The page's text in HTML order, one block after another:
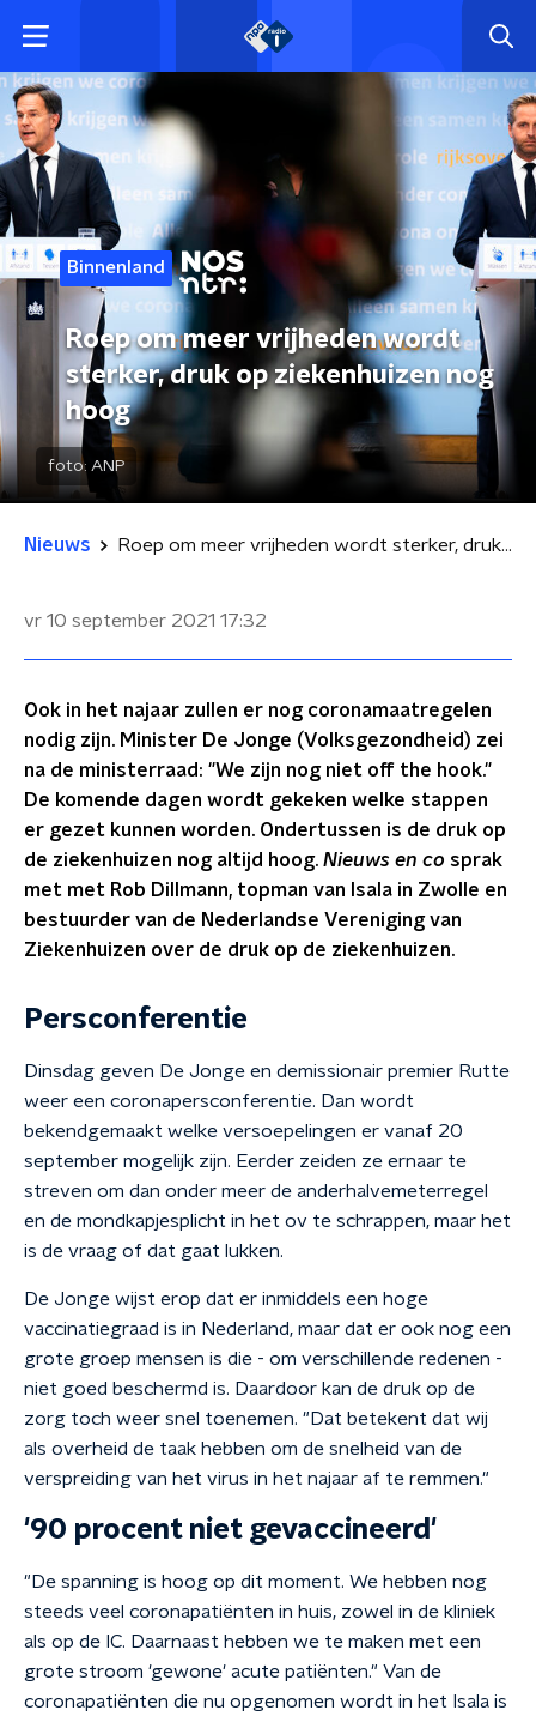
Binnenland
Roep om meer vrijheden wordt
sterker, druk op ziekenhuizen nog
hoog
foto: ANP
Nieuws Roep om meer vrijheden wordt sterker, druk op ziekenhuizen nog hoog
vr 10 september 2021 17:32
Ook in het najaar zullen er nog coronamaatregelen
nodig zijn. Minister De Jonge (Volksgezondheid) zei
na de ministerraad: "We zijn nog niet off the hook."
De komende dagen wordt gekeken welke stappen
er gezet kunnen worden. Ondertussen is de druk op
de ziekenhuizen nog altijd hoog. Nieuws en co sprak
met met Rob Dillmann, topman van Isala in Zwolle en
bestuurder van de Nederlandse Vereniging van
Ziekenhuizen over de druk op de ziekenhuizen.
Persconferentie
Dinsdag geven De Jonge en demissionair premier Rutte
weer een coronapersconferentie. Dan wordt
bekendgemaakt welke versoepelingen er vanaf 20
september mogelijk zijn. Eerder zeiden ze ernaar te
streven om dan onder meer de anderhalvemeterregel
en de mondkapjesplicht in het ov te schrappen, maar het
is de vraag of dat gaat lukken.
De Jonge wijst erop dat er inmiddels een hoge
vaccinatiegraad is in Nederland, maar dat er ook nog een
grote groep mensen is die - om verschillende redenen -
niet goed beschermd is. Daardoor kan de druk op de
zorg toch weer snel toenemen. "Dat betekent dat wij
als overheid de taak hebben om de snelheid van de
verspreiding van het virus in het najaar af te remmen."
'90 procent niet gevaccineerd'
"De spanning is hoog op dit moment. We hebben nog
steeds veel coronapatiënten in huis, zowel in de kliniek
als op de IC. Daarnaast hebben we te maken met een
grote stroom 'gewone' acute patiënten." Van de
coronapatiënten die nu opgenomen wordt in het Isala is